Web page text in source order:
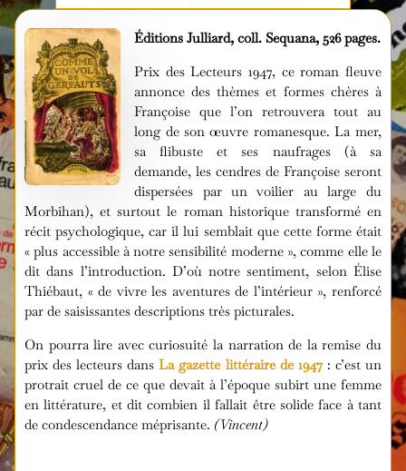
Éditions Julliard, coll. Sequana, 526 pages.
Prix des Lecteurs 1947, ce roman fleuve
annonce des thèmes et formes chères à
Françoise que l’on retrouvera tout au
long de son œuvre romanesque. La mer,
sa flibuste et ses naufrages (à sa
demande, les cendres de Françoise seront
dispersées par un voilier au large du
Morbihan), et surtout le roman historique transformé en
récit psychologique, car il lui semblait que cette forme était
« plus accessible à notre sensibilité moderne », comme elle le
dit dans l’introduction. D’où notre sentiment, selon Élise
Thiébaut, « de vivre les aventures de l’intérieur », renforcé
par de saisissantes descriptions très picturales.
On pourra lire avec curiosuité la narration de la remise du
prix des lecteurs dansLa gazette littéraire de 1947: c’est un
protrait cruel de ce que devait à l’époque subirt une femme
en littérature, et dit combien il fallait être solide face à tant
de condescendance méprisante. (Vincent)